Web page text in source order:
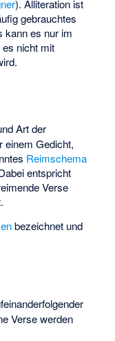
). Alliteration ist
gebrauchtes
kann es nur im
nicht mit
Art der
einem Gedicht,
Reimschema
entspricht
Verse
bezeichnet und
Verse werden